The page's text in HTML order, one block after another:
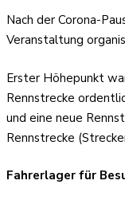
Nach der Corona-
Veranstaltung
Erster Höhepunkt
Rennstrecke
und eine neue
Rennstrecke
Fahrerlager für